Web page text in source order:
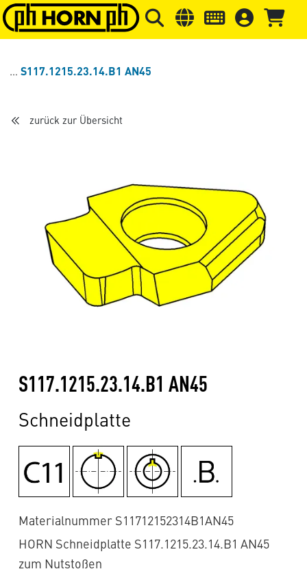
Springe zu Hauptinhalt Springe zum Header Springe
S117.1215.23.14.B1 AN45
zurück zur Übersicht
S117.1215.23.14.B1 AN45
Schneidplatte
Materialnummer S11712152314B1AN45
HORN Schneidplatte S117.1215.23.14.B1 AN45
zum Nutstoßen